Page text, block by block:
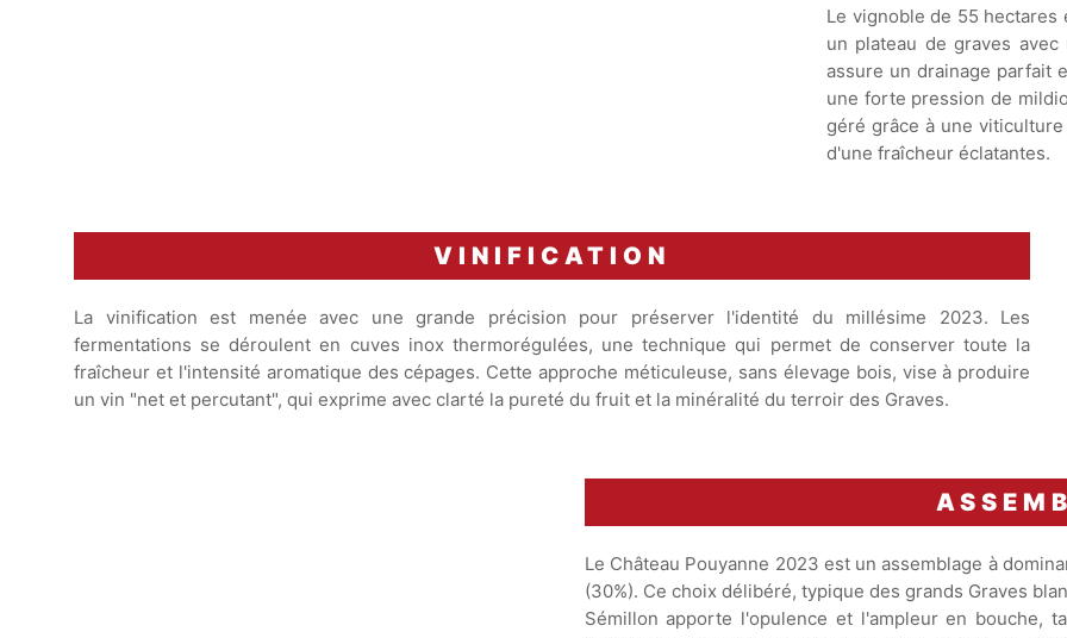
Le vignoble de 55 hectares
un plateau de graves
assure un drainage parfait
une forte pression de
géré grâce à une
d'une fraîcheur éclatantes.
VINIFICATION
La vinification est menée avec une grande précision pour préserver l'identité du millésime 2023. Les
fermentations se déroulent en cuves inox thermorégulées, une technique qui permet de conserver toute la
fraîcheur et l'intensité aromatique des cépages. Cette approche méticuleuse, sans élevage bois, vise à produire
un vin "net et percutant", qui exprime avec clarté la pureté du fruit et la minéralité du terroir des Graves.
Le Château Pouyanne 2023 est un assemblage à
(30%). Ce choix délibéré, typique des grands Graves
Sémillon apporte l'opulence et l'ampleur en bouche,